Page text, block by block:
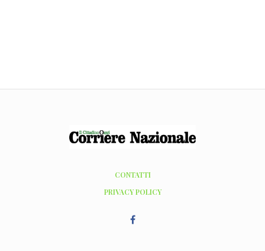
CONTATTI
PRIVACY POLICY